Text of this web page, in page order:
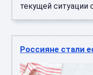
текущей ситуации
Россияне стали